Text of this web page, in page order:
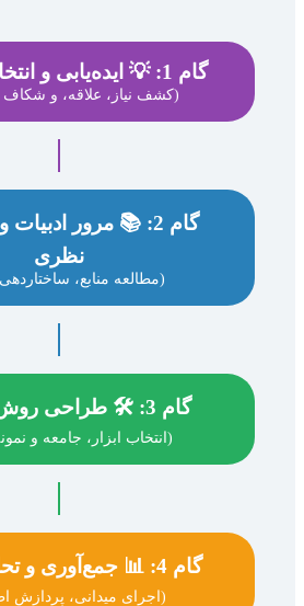
گام 1: 💡 ایده‌یابی و انتخاب موضوع
(کشف نیاز، علاقه، و
گام 2: 📚 مرور
نظری
(مطالعه منابع،
گام 3: 🛠️ طراحی روش‌شناسی
(انتخاب ابزار، جامعه و
گام 4: 📊 جمع‌آوری و تحلیل داده‌ها
(اجرای میدانی، پردازش